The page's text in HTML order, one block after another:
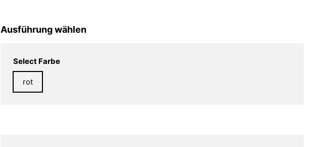
Ausführung wählen
Select Farbe
rot